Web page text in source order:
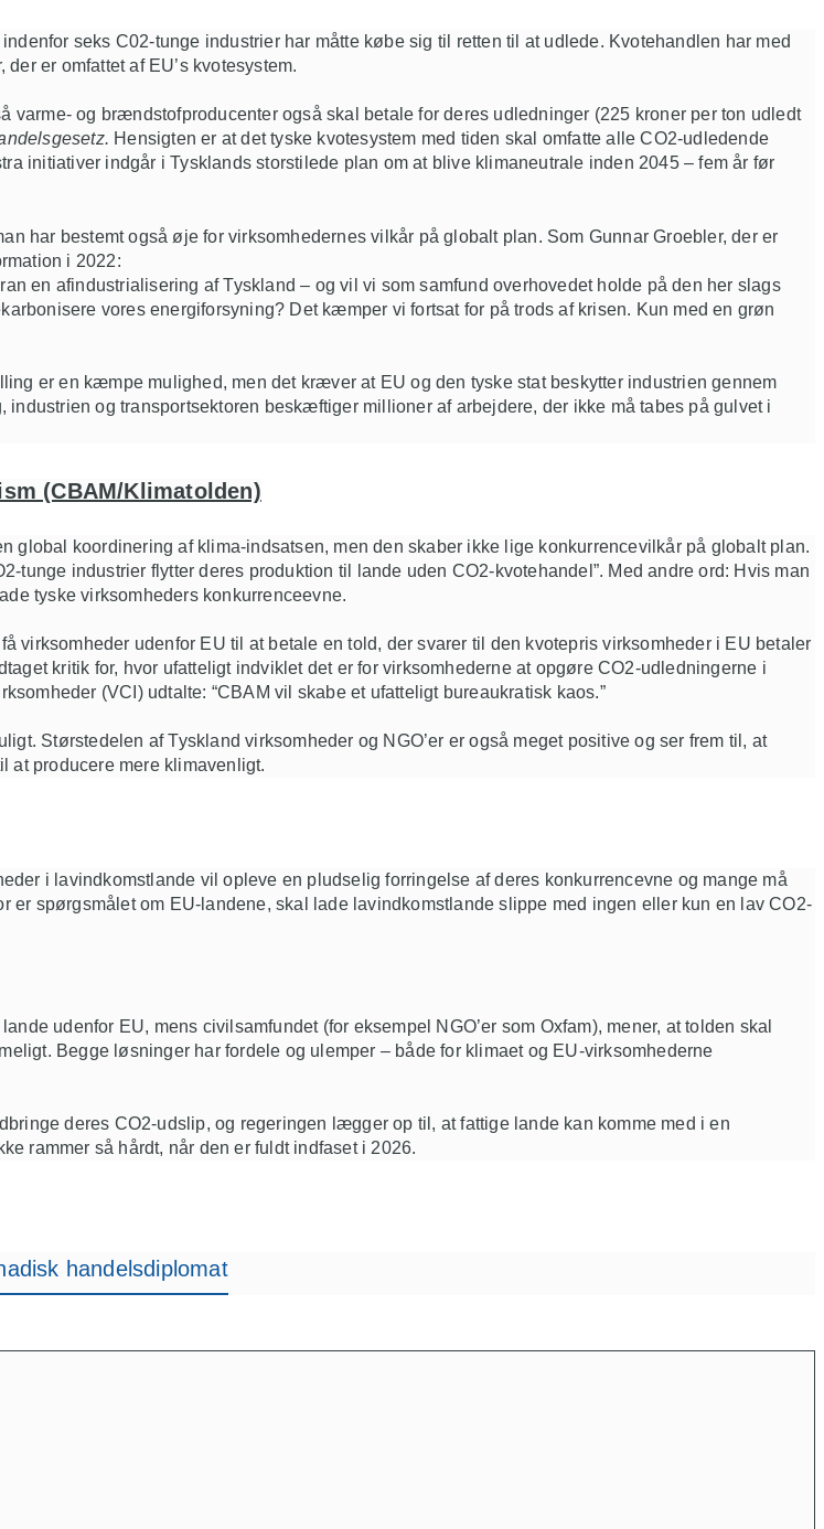
seks C02-tunge industrier har måtte købe sig til retten til at udlede. Kvotehandlen har med
er omfattet af EU’s kvotesystem.
og brændstofproducenter også skal betale for deres udledninger (225 kroner per ton udledt
Hensigten er at det tyske kvotesystem med tiden skal omfatte alle CO2-udledende
initiativer indgår i Tysklands storstilede plan om at blive klimaneutrale inden 2045 – fem år før
har bestemt også øje for virksomhedernes vilkår på globalt plan. Som Gunnar Groebler, der er
i 2022:
en afindustrialisering af Tyskland – og vil vi som samfund overhovedet holde på den her slags
vores energiforsyning? Det kæmper vi fortsat for på trods af krisen. Kun med en grøn
er en kæmpe mulighed, men det kræver at EU og den tyske stat beskytter industrien gennem
og transportsektoren beskæftiger millioner af arbejdere, der ikke må tabes på gulvet i
(CBAM/Klimatolden)
global koordinering af klima-indsatsen, men den skaber ikke lige konkurrencevilkår på globalt plan.
industrier flytter deres produktion til lande uden CO2-kvotehandel”. Med andre ord: Hvis man
tyske virksomheders konkurrenceevne.
virksomheder udenfor EU til at betale en told, der svarer til den kvotepris virksomheder i EU betaler
kritik for, hvor ufatteligt indviklet det er for virksomhederne at opgøreCO2-udledningerne i
(VCI) udtalte: “CBAM vil skabe et ufatteligt bureaukratisk kaos.”
Størstedelen af Tyskland virksomheder og NGO’er er også meget positive og ser frem til, at
at producere mere klimavenligt.
i lavindkomstlande vil opleve en pludselig forringelse af deres konkurrencevne og mange må
er spørgsmålet om EU-landene, skal lade lavindkomstlande slippe med ingen eller kun en lav CO2-
udenfor EU, mens civilsamfundet (for eksempel NGO’er som Oxfam), mener, at tolden skal
Begge løsninger har fordele og ulemper – både for klimaet og EU-virksomhederne
deres CO2-udslip,og regeringen lægger op til , at fattige lande kan komme med i en
rammer så hårdt, når den er fuldt indfaset i 2026.
handelsdiplomat